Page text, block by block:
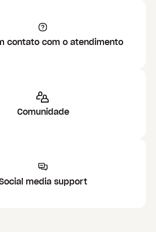
contato com o atendimento
Comunidade
media support